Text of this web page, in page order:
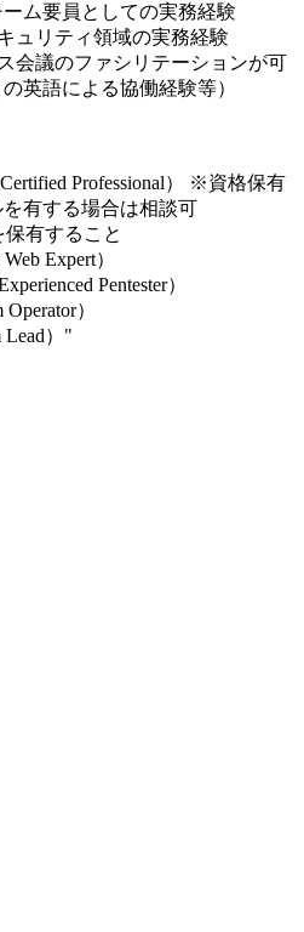
ム要員としての実務経験
ュリティ領域の実務経験
会議のファシリテーションが可
英語による協働経験等）
Professional） ※資格保有
有する場合は相談可
有すること
Expert）
Pentester）
）
Lead）"